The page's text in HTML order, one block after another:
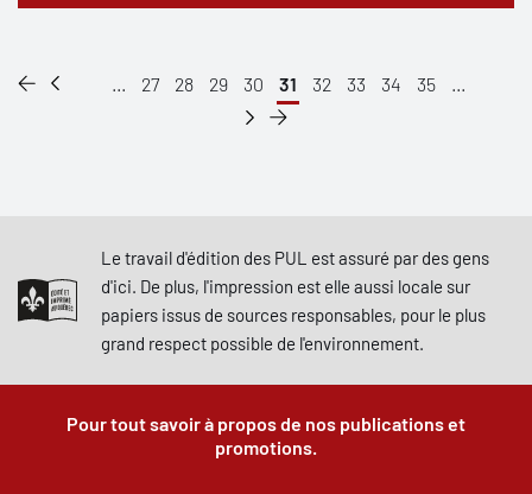
... 27 28 29 30 31 32 33 34 35 ...
Le travail d'édition des PUL est assuré par des gens
d'ici. De plus, l'impression est elle aussi locale sur
papiers issus de sources responsables, pour le plus
grand respect possible de l'environnement.
Pour tout savoir à propos de nos publications et
promotions.